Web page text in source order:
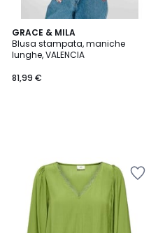
GRACE & MILA
Blusa stampata, maniche
lunghe, VALENCIA
81,99 €